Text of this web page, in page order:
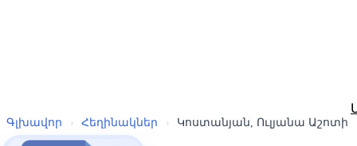
Գլխավոր › Հեղինակներ › Կոստանյան, Ուլյանա Աշոտի